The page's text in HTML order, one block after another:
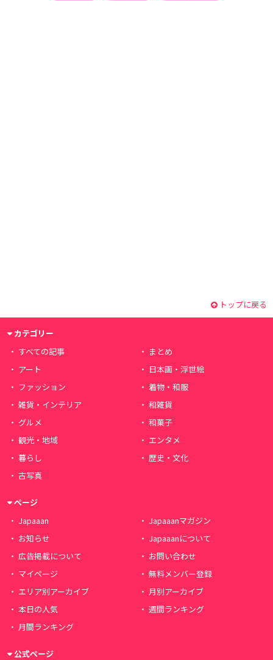
トップに戻る
カテゴリー
すべての記事
まとめ
アート
日本画・浮世絵
ファッション
着物・和服
雑貨・インテリア
和雑貨
グルメ
和菓子
観光・地域
エンタメ
暮らし
歴史・文化
古写真
ページ
Japaaan
Japaaanマガジン
お知らせ
Japaaanについて
広告掲載について
お問い合わせ
マイページ
無料メンバー登録
エリア別アーカイブ
月別アーカイブ
本日の人気
週間ランキング
月間ランキング
公式ページ